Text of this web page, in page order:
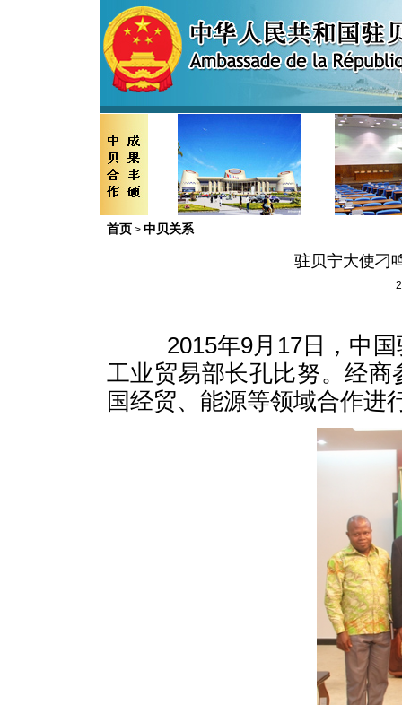
首页 > 中贝关系
驻贝宁大使刁
2015年9月 17日，中
工业贸易部长孔比努。经
国经贸、能源等领域合作进